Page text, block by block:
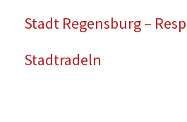
Stadt Regensburg –
Stadtradeln